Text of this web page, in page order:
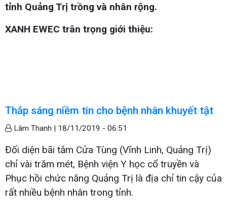
tỉnh Quảng Trị trồng và nhân rộng.
XANH EWEC trân trọng giới thiệu:
Thắp sáng niềm tin cho bệnh nhân khuyết tật
Lâm Thanh | 18/11/2019 - 06:51
Đối diện bãi tắm Cửa Tùng (Vĩnh Linh, Quảng Trị)
chỉ vài trăm mét, Bệnh viện Y học cổ truyền và
Phục hồi chức năng Quảng Trị là địa chỉ tin cậy của
rất nhiều bệnh nhân trong tỉnh.